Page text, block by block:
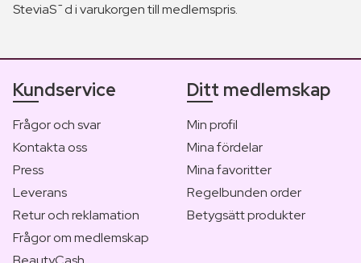
SteviaS¯d i varukorgen till medlemspris.
Kundservice
Frågor och svar
Kontakta oss
Press
Leverans
Retur och reklamation
Frågor om medlemskap
Ditt medlemskap
Min profil
Mina fördelar
Mina favoritter
Regelbunden order
Betygsätt produkter